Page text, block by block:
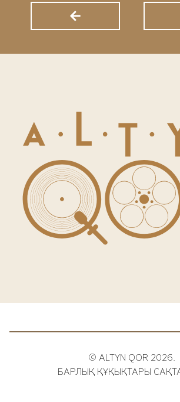
© ALTYN QOR 2026.
БАРЛЫҚ ҚҰҚЫҚТАРЫ